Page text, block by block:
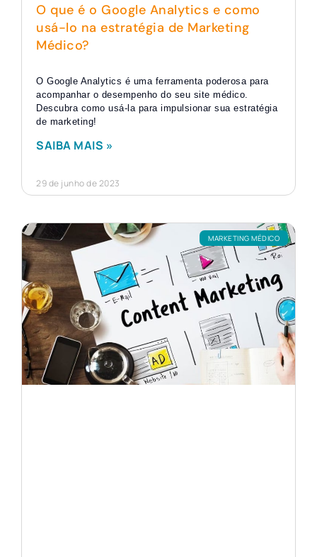
O que é o Google Analytics e como
usá-lo na estratégia de Marketing
Médico?
O Google Analytics é uma ferramenta poderosa para
acompanhar o desempenho do seu site médico.
Descubra como usá-la para impulsionar sua estratégia
de marketing!
SAIBA MAIS »
29 de junho de 2023
MARKETING MÉDICO